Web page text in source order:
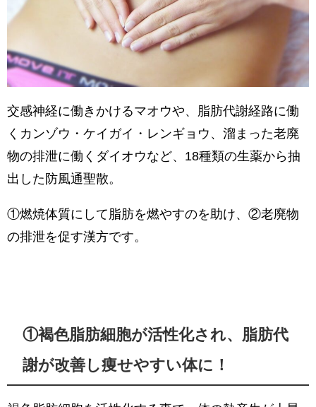
交感神経に働きかけるマオウや、脂肪代謝経路に働
くカンゾウ・ケイガイ・レンギョウ、溜まった老廃
物の排泄に働くダイオウなど、18種類の生薬から抽
出した防風通聖散。
①燃焼体質にして脂肪を燃やすのを助け、②老廃物
の排泄を促す漢方です。
①褐色脂肪細胞が活性化され、脂肪代
謝が改善し痩せやすい体に！